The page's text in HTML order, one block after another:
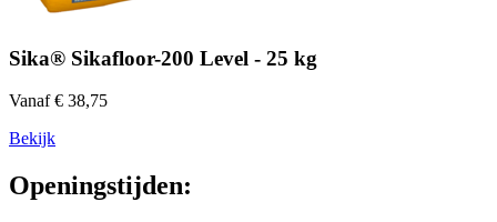
Sika® Sikafloor-200 Level - 25 kg
Vanaf € 38,75
Bekijk
Openingstijden: